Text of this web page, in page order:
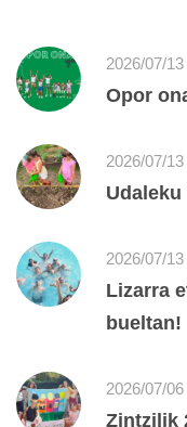
2026/07/13
Opor
2026/07/13
2026/07/13
Lizarra
bueltan!
2026/07/06
Zintzilik